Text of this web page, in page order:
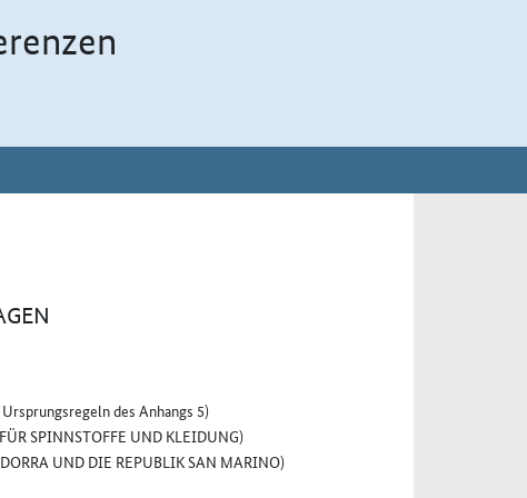
des Anhangs 5)
SPINNSTOFFE UND KLEIDUNG)
UND DIE REPUBLIK SAN MARINO)